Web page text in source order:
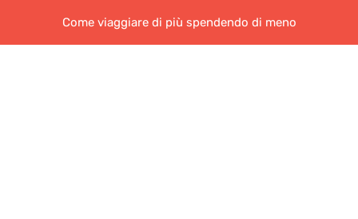
Come viaggiare di più spendendo di meno